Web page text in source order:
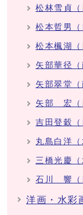
松林雪貞（
松本哲男（
松本楓湖（
矢部華径（
矢部翠堂（
矢部 宏（
吉田登穀（
丸島白洋（
三橋光慶（
石川 響（
洋画・水彩